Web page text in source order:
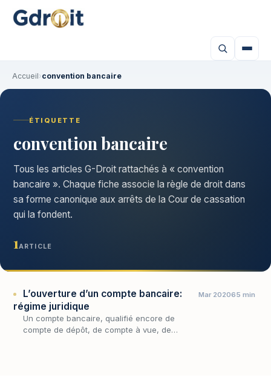
Accueil›convention bancaire
ÉTIQUETTE
convention bancaire
Tous les articles G-Droit rattachés à « convention
bancaire ». Chaque fiche associe la règle de droit dans
sa forme canonique aux arrêts de la Cour de cassation
qui la fondent.
1 ARTICLE
L’ouverture d’un compte bancaire:
régime juridique
Un compte bancaire, qualifié encore de
compte de dépôt, de compte à vue, de
Mar 202065 min